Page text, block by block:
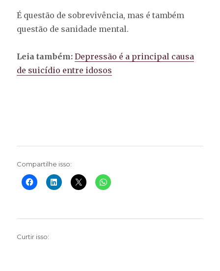
É questão de sobrevivência, mas é também
questão de sanidade mental.
Leia também: Depressão é a principal causa
de suicídio entre idosos
Compartilhe isso:
Curtir isso: